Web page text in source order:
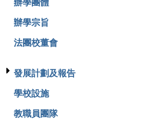
辦學團體
辦學宗旨
法團校董會
發展計劃及報告
學校設施
教職員團隊